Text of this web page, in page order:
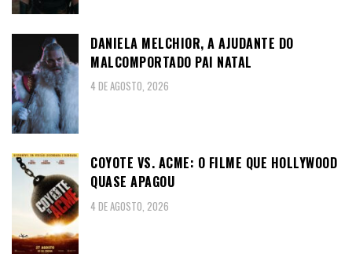
DANIELA MELCHIOR, A AJUDANTE DO
MALCOMPORTADO PAI NATAL
4 DE AGOSTO, 2026
COYOTE VS. ACME: O FILME QUE HOLLYWOOD
QUASE APAGOU
4 DE AGOSTO, 2026